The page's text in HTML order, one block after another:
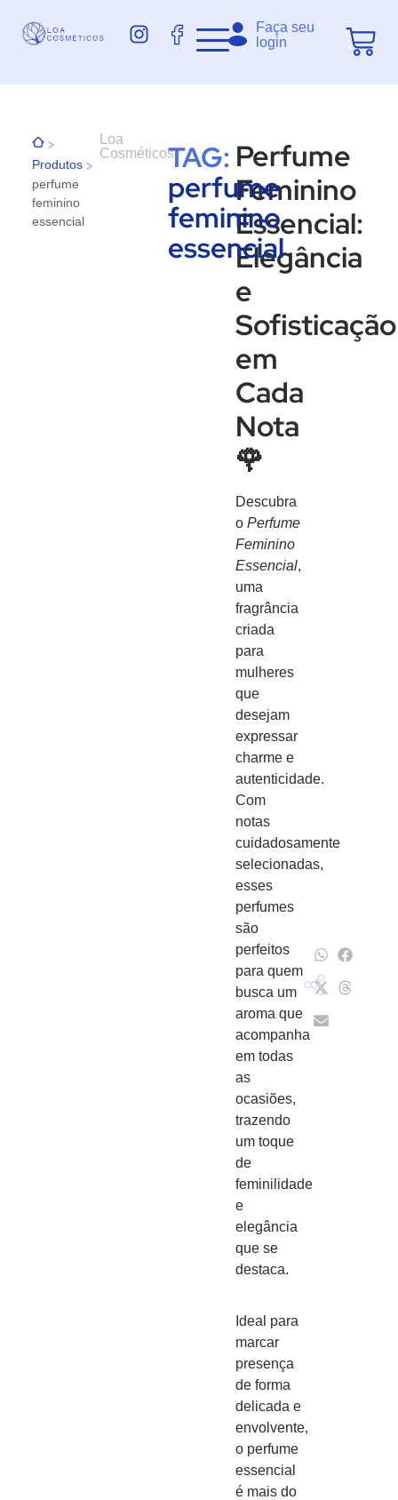
Faça seu
login
>
Produtos >
perfume
feminino
essencial
Loa
CosméticosTAG:
perfume
feminino
essencial
Perfume
Feminino
Essencial:
Elegância
e
Sofisticação
em
Cada
Nota
🌹
Descubra
o Perfume
Feminino
Essencial,
uma
fragrância
criada
para
mulheres
que
desejam
expressar
charme e
autenticidade.
Com
notas
cuidadosamente
selecionadas,
esses
perfumes
são
perfeitos
para quem
busca um
aroma que
acompanha
em todas
as
ocasiões,
trazendo
um toque
de
feminilidade
e
elegância
que se
destaca.
Ideal para
marcar
presença
de forma
delicada e
envolvente,
o perfume
essencial
é mais do